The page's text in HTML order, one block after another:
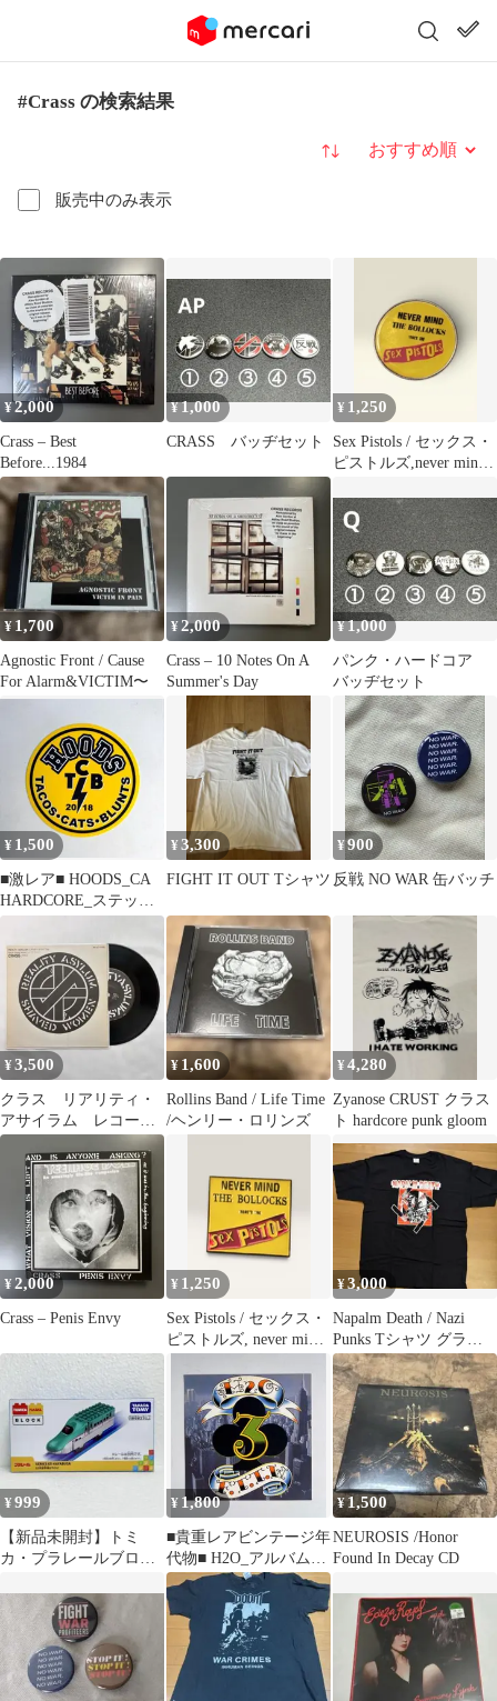
#Crass の検索結果
販売中のみ表示
並び替え
¥2,000
Crass – Best
Before...1984
¥1,000
CRASS バッヂセット
¥ 1,250
Sex Pistols / セックス・
ピストルズ,never mind
ン
¥ 1,700
Agnostic Front / Cause
For Alarm&VICTIM〜
¥2,000
Crass – 10 Notes On A
Summer's Day
¥1,000
パンク・ハードコア
バッヂセット
¥ 1,500
■激レア■ HOODS_CA
HARDCORE_ステッカ
ー _1枚_新品 未使用
¥3,300
FIGHT IT OUT Tシャツ
¥900
反戦 NO WAR 缶バッチ
¥3,500
クラス リアリティ・
アサイラム レコー
ド 国内盤シングル
¥ 1,600
Rollins Band / Life Time
/ヘンリー・ロリンズ
¥4,280
Zyanose CRUST クラス
ト hardcore punk gloom
¥2,000
Crass – Penis Envy
¥ 1,250
Sex Pistols / セックス・
ピストルズ, never mind
¥3,000
Napalm Death / Nazi
Punks Tシャツ グライ
ンドコア
¥999
【新品未開封】トミ
カ・プラレールブロッ
匿名配送
¥ 1,800
■貴重レアビンテージ年
代物■ H2O_アルバムス
テッカー3rd_新品未使
用
¥1,500
NEUROSIS /Honor
Found In Decay CD